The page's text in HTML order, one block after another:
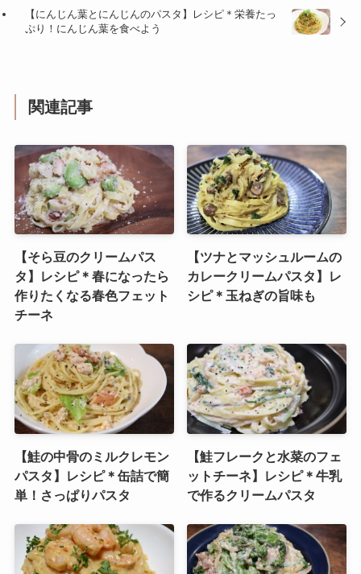
【にんじん葉とにんじんのパスタ】レシピ＊栄養たっ
ぷり！にんじん葉を食べよう
関連記事
【そら豆のクリームパス
タ】レシピ＊春になったら
作りたくなる春色フェット
チーネ
【ツナとマッシュルームの
カレークリームパスタ】レ
シピ＊玉ねぎの旨味も
【鮭の中骨のミルクレモン
パスタ】レシピ＊缶詰で簡
単！さっぱりパスタ
【鮭フレークと水菜のフェ
ットチーネ】レシピ＊牛乳
で作るクリームパスタ